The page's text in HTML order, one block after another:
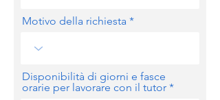
Motivo della richiesta
Disponibilità di giorni e fasce
orarie per lavorare con il tutor